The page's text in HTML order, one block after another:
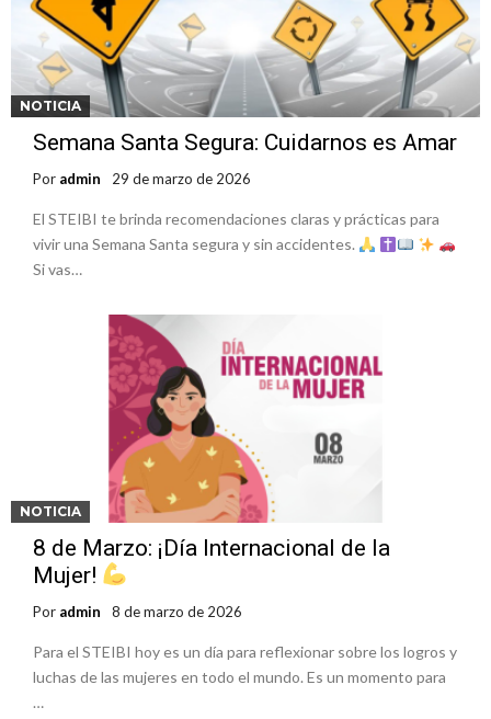
NOTICIA
Semana Santa Segura: Cuidarnos es Amar
Por admin 29 de marzo de 2026
El STEIBI te brinda recomendaciones claras y prácticas para
vivir una Semana Santa segura y sin accidentes.
Si vas…
NOTICIA
8 de Marzo: ¡Día Internacional de la
Mujer!
Por admin 8 de marzo de 2026
Para el STEIBI hoy es un día para reflexionar sobre los logros y
luchas de las mujeres en todo el mundo. Es un momento para
…